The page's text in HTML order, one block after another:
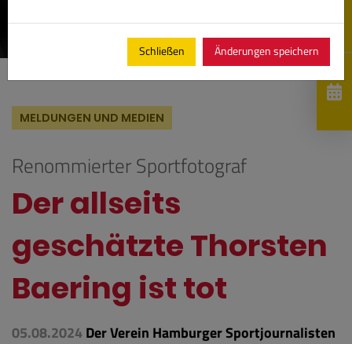
MELDUNGEN UND MEDIEN
Renommierter Sportfotograf
Der allseits
geschätzte Thorsten
Baering ist tot
05.08.2024 Der Verein Hamburger Sportjournalisten
Schließen Änderungen speichern